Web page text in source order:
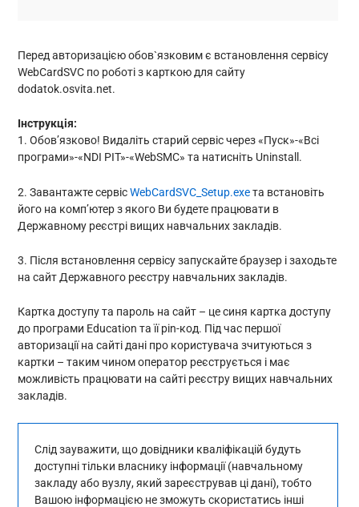
Перед авторизацією обов`язковим є встановлення cервісу
WebCardSVC по роботі з карткою для сайту
dodatok.osvita.net.
Інструкція:
1. Обов’язково! Видаліть старий сервіс через «Пуск»-«Всі
програми»-«NDI PIT»-«WebSMC» та натисніть Uninstall.
2. Завантажте сервісWebCardSVC_Setup.exeта встановіть
його на комп’ютер з якого Ви будете працювати в
Державному реєстрі вищих навчальних закладів.
3. Після встановлення сервісу запускайте браузер і заходьте
на сайт Державного реєстру навчальних закладів.
Картка доступу та пароль на сайт – це синя картка доступу
до програми Education та її pin-код. Під час першої
авторизації на сайті дані про користувача зчитуються з
картки – таким чином оператор реєструється і має
можливість працювати на сайті реєстру вищих навчальних
закладів.
Слід зауважити, що довідники кваліфікацій будуть
доступні тільки власнику інформації (навчальному
закладу або вузлу, який зареєстрував ці дані), тобто
Вашою інформацією не зможуть скористатись інші